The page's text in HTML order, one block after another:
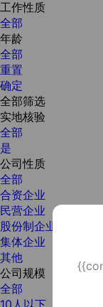
工作性质
全部
年龄
全部
重置
确定
全部筛选
实地核验
全部
是
公司性质
全部
合资企业
民营企业
股份制企业
集体企业
其他
公司规模
全部
10人以下